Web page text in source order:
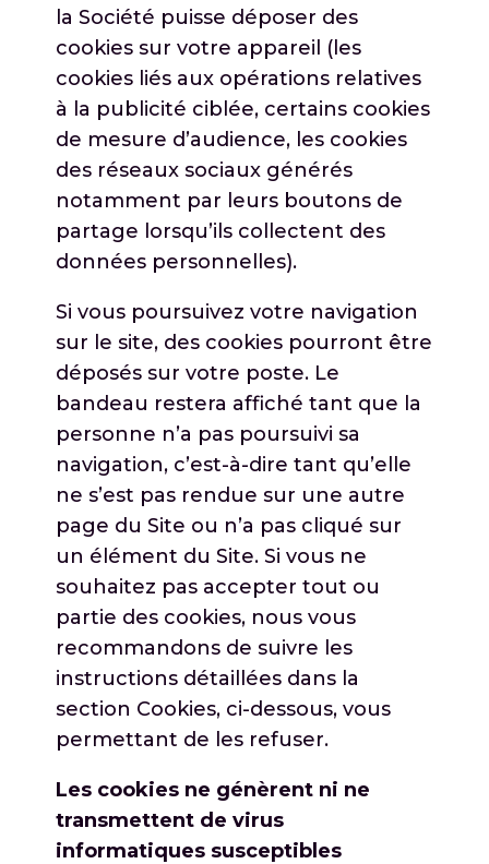
la Société puisse déposer des
cookies sur votre appareil (les
cookies liés aux opérations relatives
à la publicité ciblée, certains cookies
de mesure d’audience, les cookies
des réseaux sociaux générés
notamment par leurs boutons de
partage lorsqu’ils collectent des
données personnelles).
Si vous poursuivez votre navigation
sur le site, des cookies pourront être
déposés sur votre poste. Le
bandeau restera affiché tant que la
personne n’a pas poursuivi sa
navigation, c’est-à-dire tant qu’elle
ne s’est pas rendue sur une autre
page du Site ou n’a pas cliqué sur
un élément du Site. Si vous ne
souhaitez pas accepter tout ou
partie des cookies, nous vous
recommandons de suivre les
instructions détaillées dans la
section Cookies, ci-dessous, vous
permettant de les refuser.
Les cookies ne génèrent ni ne
transmettent de virus
informatiques susceptibles